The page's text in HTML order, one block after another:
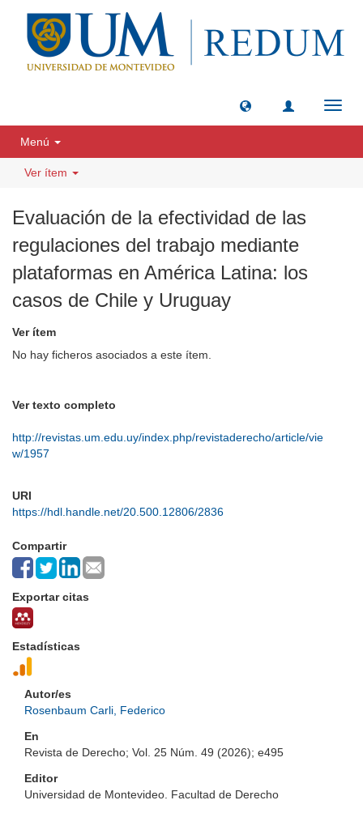
Menú
Ver ítem
Evaluación de la efectividad de las
regulaciones del trabajo mediante
plataformas en América Latina: los
casos de Chile y Uruguay
Ver ítem
No hay ficheros asociados a este ítem.
Ver texto completo
http://revistas.um.edu.uy/index.php/revistaderecho/article/vie
w/1957
URI
https://hdl.handle.net/20.500.12806/2836
Compartir
Exportar citas
Estadísticas
Autor/es
Rosenbaum Carli, Federico
En
Revista de Derecho; Vol. 25 Núm. 49 (2026); e495
Editor
Universidad de Montevideo. Facultad de Derecho